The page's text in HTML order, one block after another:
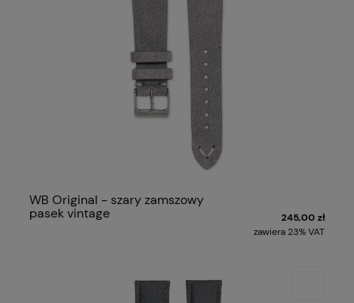
WB Original - szary zamszowy
pasek vintage
245,00 zł
zawiera 23% VAT